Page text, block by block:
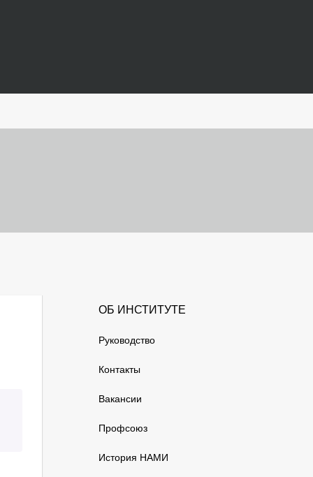
ОБ ИНСТИТУТЕ
Руководство
Контакты
Вакансии
Профсоюз
История НАМИ